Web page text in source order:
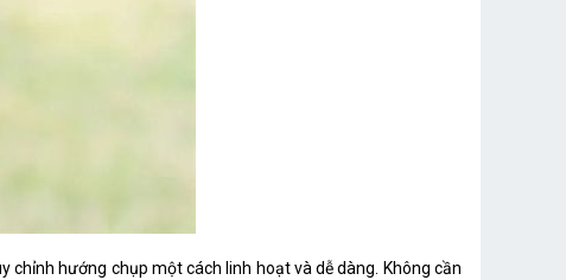
chỉnh hướng chụp một cách linh hoạt và dễ dàng. Không cần